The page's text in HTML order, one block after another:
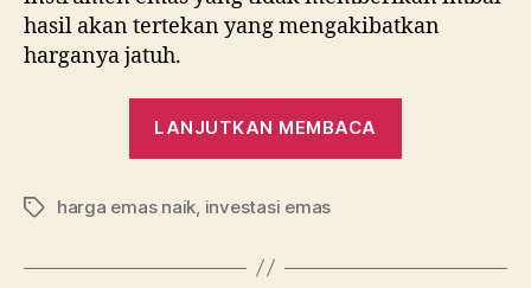
hasil akan tertekan yang mengakibatkan
harganya jatuh.
LANJUTKAN MEMBACA
Naik”
Tag harga emas naik investasi emas